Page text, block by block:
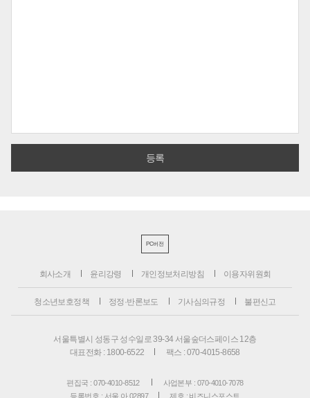
PC버전
회사소개 윤리강령 개인정보처리방침 이용자위원회
청소년보호정책 정정·반론보도 기사심의규정 불편신고
서울특별시 성동구 성수일로 39-34 서울숲더스페이스 12층
대표전화 : 1800-6522
팩스 : 070-4015-8658
편집국 : 070-4010-8512
사업본부 : 070-4010-7078
등록번호 : 서울 아 02897
제호 : 비즈니스포스트